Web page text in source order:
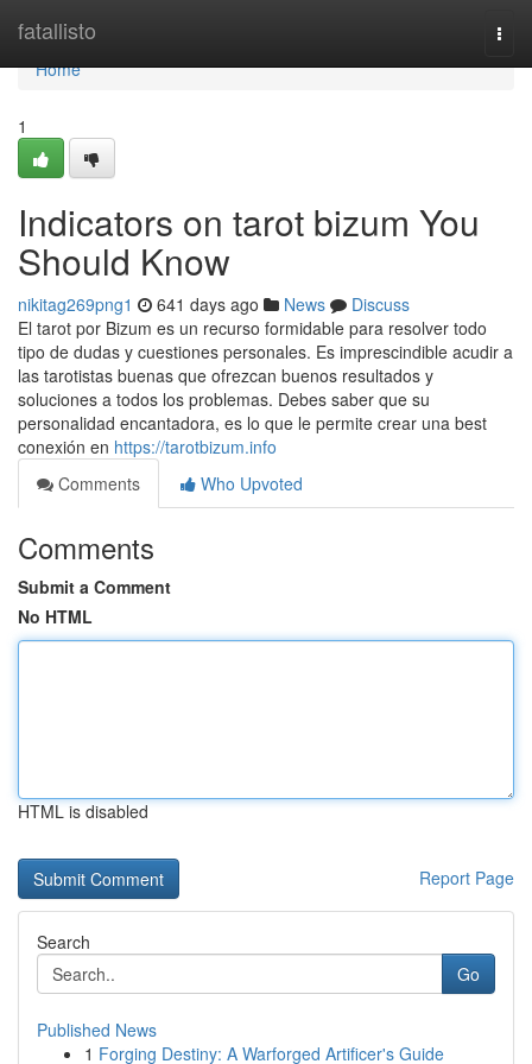
fatallisto
Home
Home
1
Indicators on tarot bizum You
Should Know
nikitag269png1 641 days ago News
Discuss
El tarot por Bizum es un recurso formidable para resolver todo
tipo de dudas y cuestiones personales. Es imprescindible acudir a
las tarotistas buenas que ofrezcan buenos resultados y
soluciones a todos los problemas. Debes saber que su
personalidad encantadora, es lo que le permite crear una best
conexión en https://tarotbizum.info
Comments
Who Upvoted
Comments
Submit a Comment
No HTML
HTML is disabled
Report Page
Search
Go
Published News
1 Forging Destiny: A Warforged Artificer's Guide